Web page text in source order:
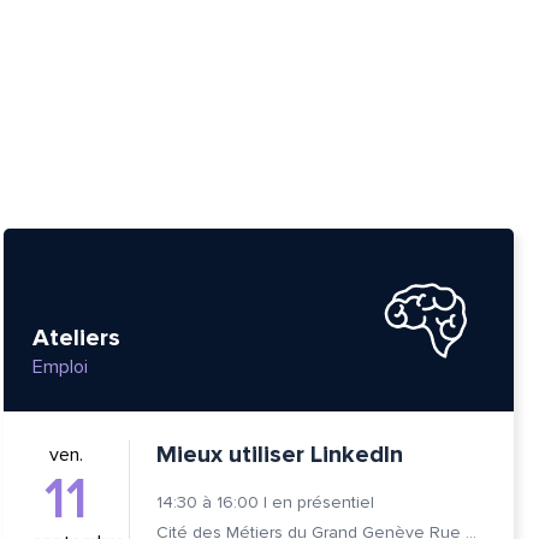
Ateliers
Emploi
ven.
11
Mieux utiliser LinkedIn
14:30 à 16:00 | en présentiel
Cité des Métiers du Grand Genève Rue Prévost-Martin 6 1205 Genève